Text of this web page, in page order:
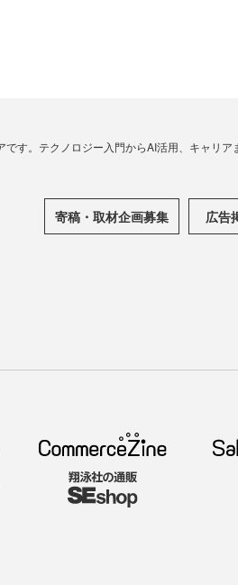
す。テクノロジー入門からAI活用、キャリア
寄稿・取材企画募集 広告